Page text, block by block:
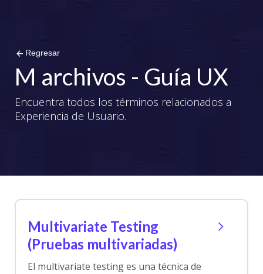
arrow_back Regresar
M archivos - Guía UX
Encuentra todos los términos relacionados a
Experiencia de Usuario.
Multivariate Testing
(Pruebas multivariadas)
El multivariate testing es una técnica de